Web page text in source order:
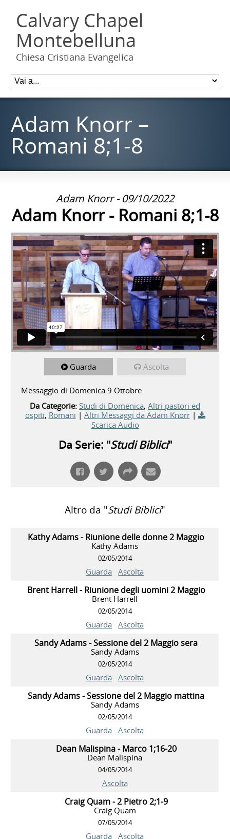
Calvary Chapel
Montebelluna
Chiesa Cristiana Evangelica
Adam Knorr –
Romani 8;1-8
Adam Knorr - 09/10/2022
Adam Knorr - Romani 8;1-8
Guarda Ascolta
Messaggio di Domenica 9 Ottobre
Da Categorie: Studi di Domenica, Altri pastori ed
ospiti, Romani | Altri Messaggi da Adam Knorr|
Scarica Audio
Da Serie: "Studi Biblici"
Altro da "Studi Biblici"
Kathy Adams - Riunione delle donne 2 Maggio
Kathy Adams
02/05/2014
Guarda Ascolta
Brent Harrell - Riunione degli uomini 2 Maggio
Brent Harrell
02/05/2014
Guarda Ascolta
Sandy Adams - Sessione del 2 Maggio sera
Sandy Adams
02/05/2014
Guarda Ascolta
Sandy Adams - Sessione del 2 Maggio mattina
Sandy Adams
02/05/2014
Guarda Ascolta
Dean Malispina - Marco 1;16-20
Dean Malispina
04/05/2014
Ascolta
Craig Quam - 2 Pietro 2;1-9
Craig Quam
07/05/2014
Guarda Ascolta